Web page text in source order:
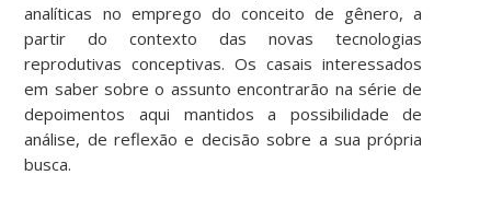
analíticas no emprego do conceito de gênero, a
partir do contexto das novas tecnologias
reprodutivas conceptivas. Os casais interessados
em saber sobre o assunto encontrarão na série de
depoimentos aqui mantidos a possibilidade de
análise, de reflexão e decisão sobre a sua própria
busca.